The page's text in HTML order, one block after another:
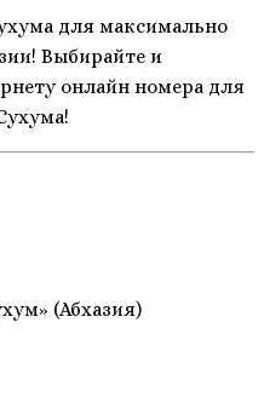
для максимально
Выбирайте и
онлайн номера для